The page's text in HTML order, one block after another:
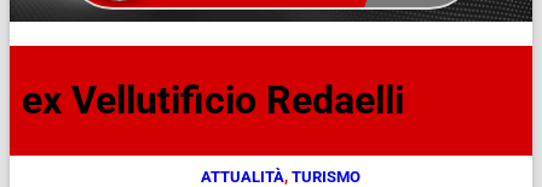
ex Vellutificio Redaelli
ATTUALITÀ, TURISMO